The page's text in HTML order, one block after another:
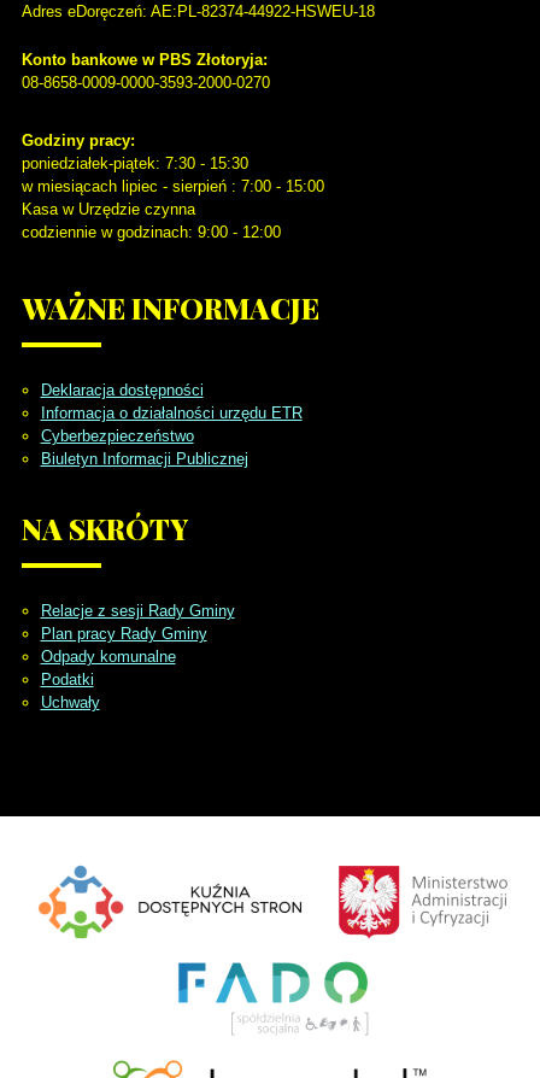
Adres eDoręczeń: AE:PL-82374-44922-HSWEU-18
Konto bankowe w PBS Złotoryja:
08-8658-0009-0000-3593-2000-0270
Godziny pracy:
poniedziałek-piątek: 7:30 - 15:30
w miesiącach lipiec - sierpień : 7:00 - 15:00
Kasa w Urzędzie czynna
codziennie w godzinach: 9:00 - 12:00
WAŻNEINFORMACJE
Deklaracja dostępności
Informacja o działalności urzędu ETR
Cyberbezpieczeństwo
Biuletyn Informacji Publicznej
NA SKRÓTY
Relacje z sesji Rady Gminy
Plan pracy Rady Gminy
Odpady komunalne
Podatki
Uchwały